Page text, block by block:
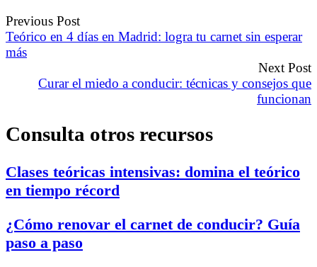
Previous Post
Teórico en 4 días en Madrid: logra tu carnet sin esperar
más
Next Post
Curar el miedo a conducir: técnicas y consejos que
funcionan
Consulta otros recursos
Clases teóricas intensivas: domina el teórico
en tiempo récord
¿Cómo renovar el carnet de conducir? Guía
paso a paso